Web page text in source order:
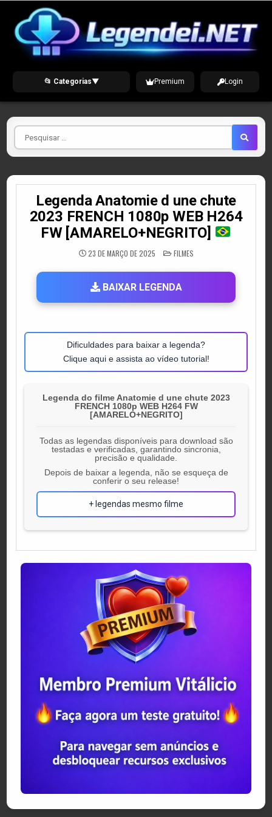
content
📂 Categorias▼ Premium Login
Pesquisar
por
Legenda Anatomie d une chute
2023 FRENCH 1080p WEB H264
FW [AMARELO+NEGRITO]
23 DE MARÇO DE 2025 POSTED
IN
FILMES
BAIXAR LEGENDA
Dificuldades para baixar a legenda?
Clique aqui e assista ao vídeo tutorial!
Legenda do filme Anatomie d une chute 2023
FRENCH 1080p WEB H264 FW
[AMARELO+NEGRITO]
Todas as legendas disponíveis para download são
testadas e verificadas, garantindo sincronia,
precisão e qualidade.
Depois de baixar a legenda, não se esqueça de
conferir o seu release!
+ legendas mesmo filme